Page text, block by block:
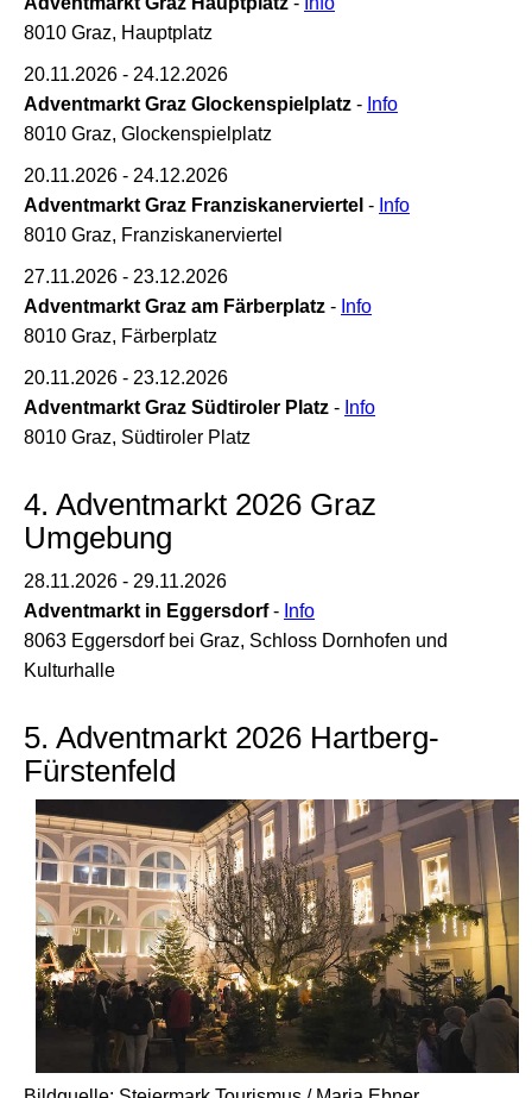
8010 Graz, Hauptplatz
20.11.2026 - 24.12.2026
Adventmarkt Graz Glockenspielplatz - Info
8010 Graz, Glockenspielplatz
20.11.2026 - 24.12.2026
Adventmarkt Graz Franziskanerviertel - Info
8010 Graz, Franziskanerviertel
27.11.2026 - 23.12.2026
Adventmarkt Graz am Färberplatz - Info
8010 Graz, Färberplatz
20.11.2026 - 23.12.2026
Adventmarkt Graz Südtiroler Platz - Info
8010 Graz, Südtiroler Platz
4. Adventmarkt 2026 Graz
Umgebung
28.11.2026 - 29.11.2026
Adventmarkt in Eggersdorf- Info
8063 Eggersdorf bei Graz, Schloss Dornhofen und
Kulturhalle
5. Adventmarkt 2026 Hartberg-
Fürstenfeld